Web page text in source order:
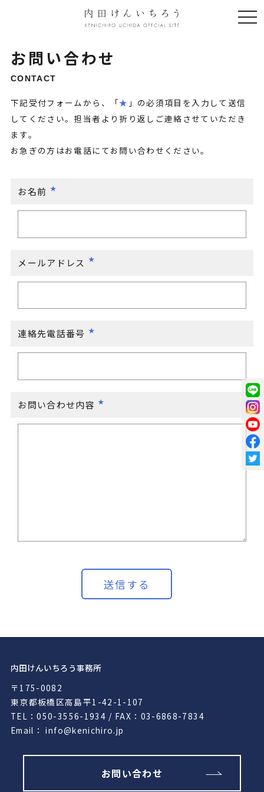
お問い合わせ
CONTACT
下記受付フォームから、「★ 」の必須項目を入力して送信
してください。担当者より折り返しご連絡させていただき
ます。
お急ぎの方はお電話にてお問い合わせください。
お名前
メールアドレス
連絡先電話番号
お問い合わせ内容
内田けんいちろう事務所
〒175-0082
東京都板橋区高島平1-42-1-107
TEL：050-3556-1934 / FAX：03-6868-7834
Email： info@kenichiro.jp
お問い合わせ